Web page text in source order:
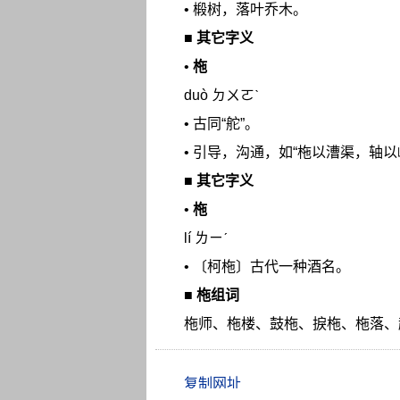
• 椴树，落叶乔木。
■ 其它字义
• 柂
duò ㄉㄨㄛˋ
• 古同“舵”。
• 引导，沟通，如“柂以漕渠，轴以
■ 其它字义
• 柂
lí ㄌㄧˊ
• 〔柯柂〕古代一种酒名。
■ 柂组词
柂师、柂楼、鼓柂、捩柂、柂落